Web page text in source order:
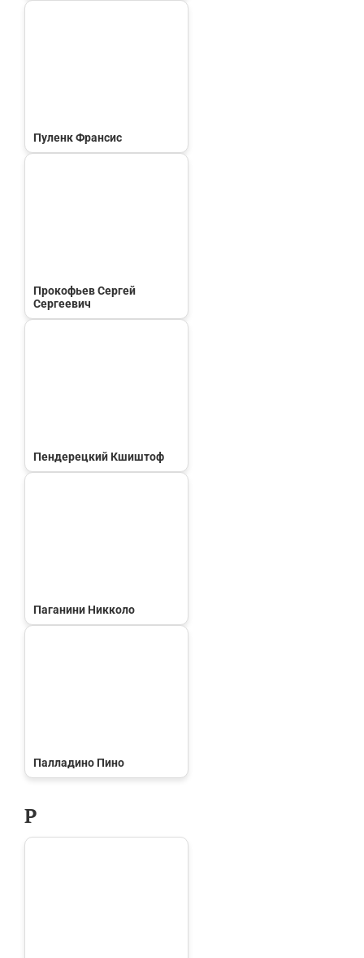
Пуленк Франсис
Прокофьев Сергей
Сергеевич
Пендерецкий Кшиштоф
Паганини Никколо
Палладино Пино
Р